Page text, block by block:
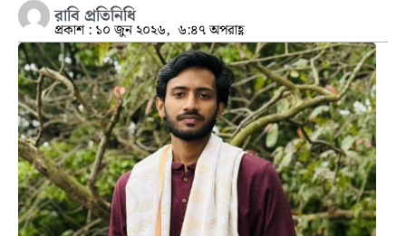
রাবি প্রতিনিধি
প্রকাশ : ১০ জুন ২০২৬, ৬:৪৭ অপরাহ্ণ